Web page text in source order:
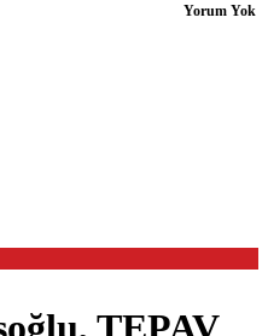
Yorum Yok